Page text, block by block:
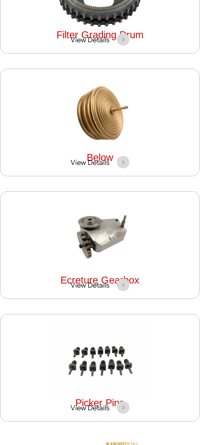
Filter Grading Drum
View Details
Below
View Details
Ecreture Gearbox
View Details
Picker Pins
View Details